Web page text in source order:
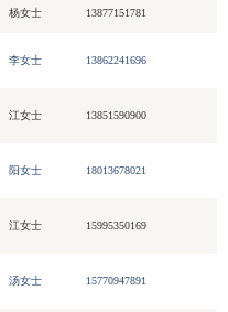
杨女士 13877151781
李女士 13862241696
江女士 13851590900
阳女士 18013678021
江女士 15995350169
汤女士 15770947891